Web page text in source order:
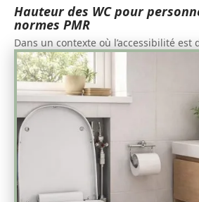
Hauteur des WC pour
normes PMR
Dans un contexte où l’accessibilité est